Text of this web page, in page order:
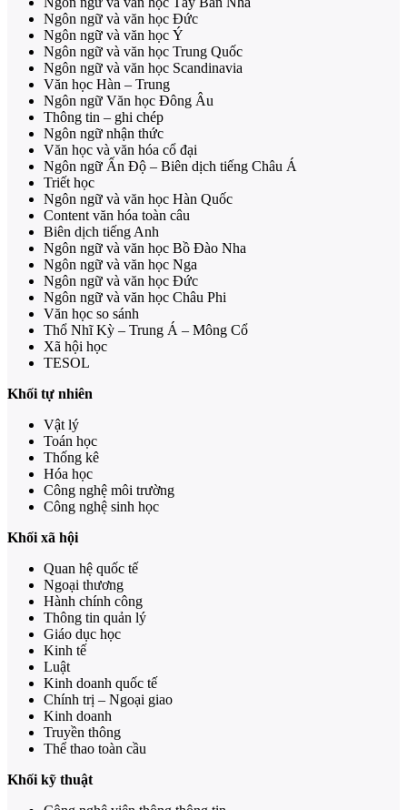
Ngôn ngữ và văn học Đức
Ngôn ngữ và văn học Ý
Ngôn ngữ và văn học Trung Quốc
Ngôn ngữ và văn học Scandinavia
Văn học Hàn – Trung
Ngôn ngữ Văn học Đông Âu
Thông tin – ghi chép
Ngôn ngữ nhận thức
Văn học và văn hóa cổ đại
Ngôn ngữ Ấn Độ – Biên dịch tiếng Châu Á
Triết học
Ngôn ngữ và văn học Hàn Quốc
Content văn hóa toàn câu
Biên dịch tiếng Anh
Ngôn ngữ và văn học Bồ Đào Nha
Ngôn ngữ và văn học Nga
Ngôn ngữ và văn học Đức
Ngôn ngữ và văn học Châu Phi
Văn học so sánh
Thổ Nhĩ Kỳ – Trung Á – Mông Cổ
Xã hội học
TESOL
Khối tự nhiên
Vật lý
Toán học
Thống kê
Hóa học
Công nghệ môi trường
Công nghệ sinh học
Khối xã hội
Quan hệ quốc tế
Ngoại thương
Hành chính công
Thông tin quản lý
Giáo dục học
Kinh tế
Luật
Kinh doanh quốc tế
Chính trị – Ngoại giao
Kinh doanh
Truyền thông
Thể thao toàn cầu
Khối kỹ thuật